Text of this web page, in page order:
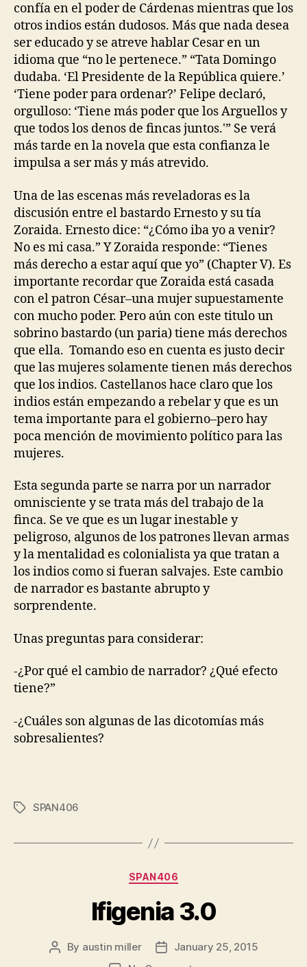
confía en el poder de Cárdenas mientras que los
otros indios están dudosos. Más que nada desea
ser educado y se atreve hablar Cesar en un
idioma que “no le pertenece.” “Tata Domingo
dudaba. ‘El Presidente de la República quiere.’
‘Tiene poder para ordenar?’ Felipe declaró,
orgulloso: ‘Tiene más poder que los Arguellos y
que todos los denos de fincas juntos.'” Se verá
más tarde en la novela que esta confianza le
impulsa a ser más y más atrevido.
Una de las escenas más reveladoras es la
discusión entre el bastardo Ernesto y su tía
Zoraida. Ernesto dice: “¿Cómo iba yo a venir?
No es mi casa.” Y Zoraida responde: “Tienes
más derecho a estar aquí que yo” (Chapter V). Es
importante recordar que Zoraida está casada
con el patron César–una mujer supuestamente
con mucho poder. Pero aún con este titulo un
sobrino bastardo (un paria) tiene más derechos
que ella. Tomando eso en cuenta es justo decir
que las mujeres solamente tienen más derechos
que los indios. Castellanos hace claro que los
indios están empezando a rebelar y que es un
tema importante para el gobierno–pero hay
poca mención de movimiento político para las
mujeres.
Esta segunda parte se narra por un narrador
omnisciente y se trata más del trabajo de la
finca. Se ve que es un lugar inestable y
peligroso, algunos de los patrones llevan armas
y la mentalidad es colonialista ya que tratan a
los indios como si fueran salvajes. Este cambio
de narrador es bastante abrupto y
sorprendente.
Unas preguntas para considerar:
-¿Por qué el cambio de narrador? ¿Qué efecto
tiene?”
-¿Cuáles son algunas de las dicotomías más
sobresalientes?
TagsSPAN406
Categories
SPAN406
Ifigenia 3.0
Post
By austin miller
PostJanuary 25, 2015